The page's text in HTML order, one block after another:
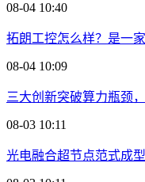
08-04 10:40
拓朗工控怎么样？是一
08-04 10:09
三大创新突破算力瓶颈
08-03 10:11
光电融合超节点范式成